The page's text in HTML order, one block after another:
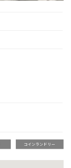
コインランドリー